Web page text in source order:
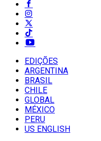
EDIÇÕES
ARGENTINA
BRASIL
CHILE
GLOBAL
MÉXICO
PERU
US ENGLISH